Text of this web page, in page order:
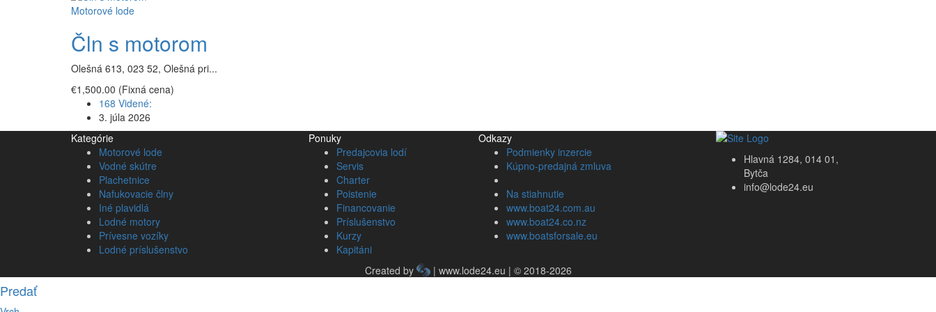
Motorové lode
Čln s motorom
Olešná 613, 023 52, Olešná pri...
€1,500.00 (Fixná cena)
168 Videné:
3. júla 2026
Kategórie
Motorové lode
Vodné skútre
Plachetnice
Nafukovacie člny
Iné plavidlá
Lodné motory
Prívesne vozíky
Lodné príslušenstvo
Ponuky
Predajcovia lodí
Servis
Charter
Poistenie
Financovanie
Príslušenstvo
Kurzy
Kapitáni
Odkazy
Podmienky inzercie
Kúpno-predajná zmluva
Na stiahnutie
www.boat24.com.au
www.boat24.co.nz
www.boatsforsale.eu
Hlavná 1284, 014 01,
Bytča
info@lode24.eu
Created by | www.lode24.eu | © 2018-2026
Predať